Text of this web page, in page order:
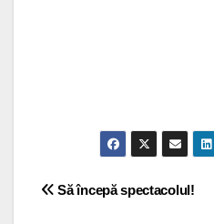
Navigare
Să începă spectacolul!